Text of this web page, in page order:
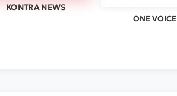
KONTRA NEWS
ONE VOICE